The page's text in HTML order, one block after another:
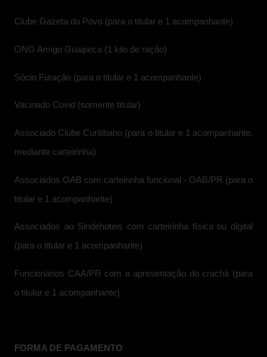
Clube Gazeta do Povo (para o titular e 1 acompanhante)
ONG Amigo Guaipeca (1 kilo de ração)
Sócio Furação (para o titular e 1 acompanhante)
Vacinado Covid (somente titular)
Associado Clube Curitibano (para o titular e 1 acompanhante,
mediante carteirinha)
Associados OAB com carteirinha funcional - OAB/PR (para o
titular e 1 acompanhante)
Associados ao Sindehoteis com carteirinha física ou digital
(para o titular e 1 acompanhante)
Funcionários CAA/PR com a apresentação do crachá (para
o titular e 1 acompanhante)
FORMA DE PAGAMENTO